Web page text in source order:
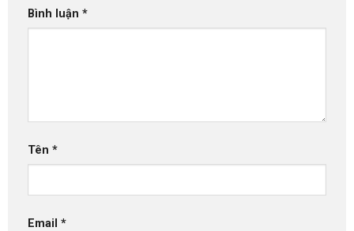
Bình luận *
Tên *
Email *